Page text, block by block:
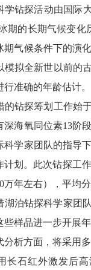
探活动由国际大
期的长期气候变化
期气候条件下的演
模拟全新世以前的
行准确的年龄估计。
探筹划工作始于
深海氧同位素13阶
科学家团队的指导
计划。此次钻探工
万年左右），平均
钻探科学家团队
些样品进一步开展
方面，将采用多
长石红外激发后